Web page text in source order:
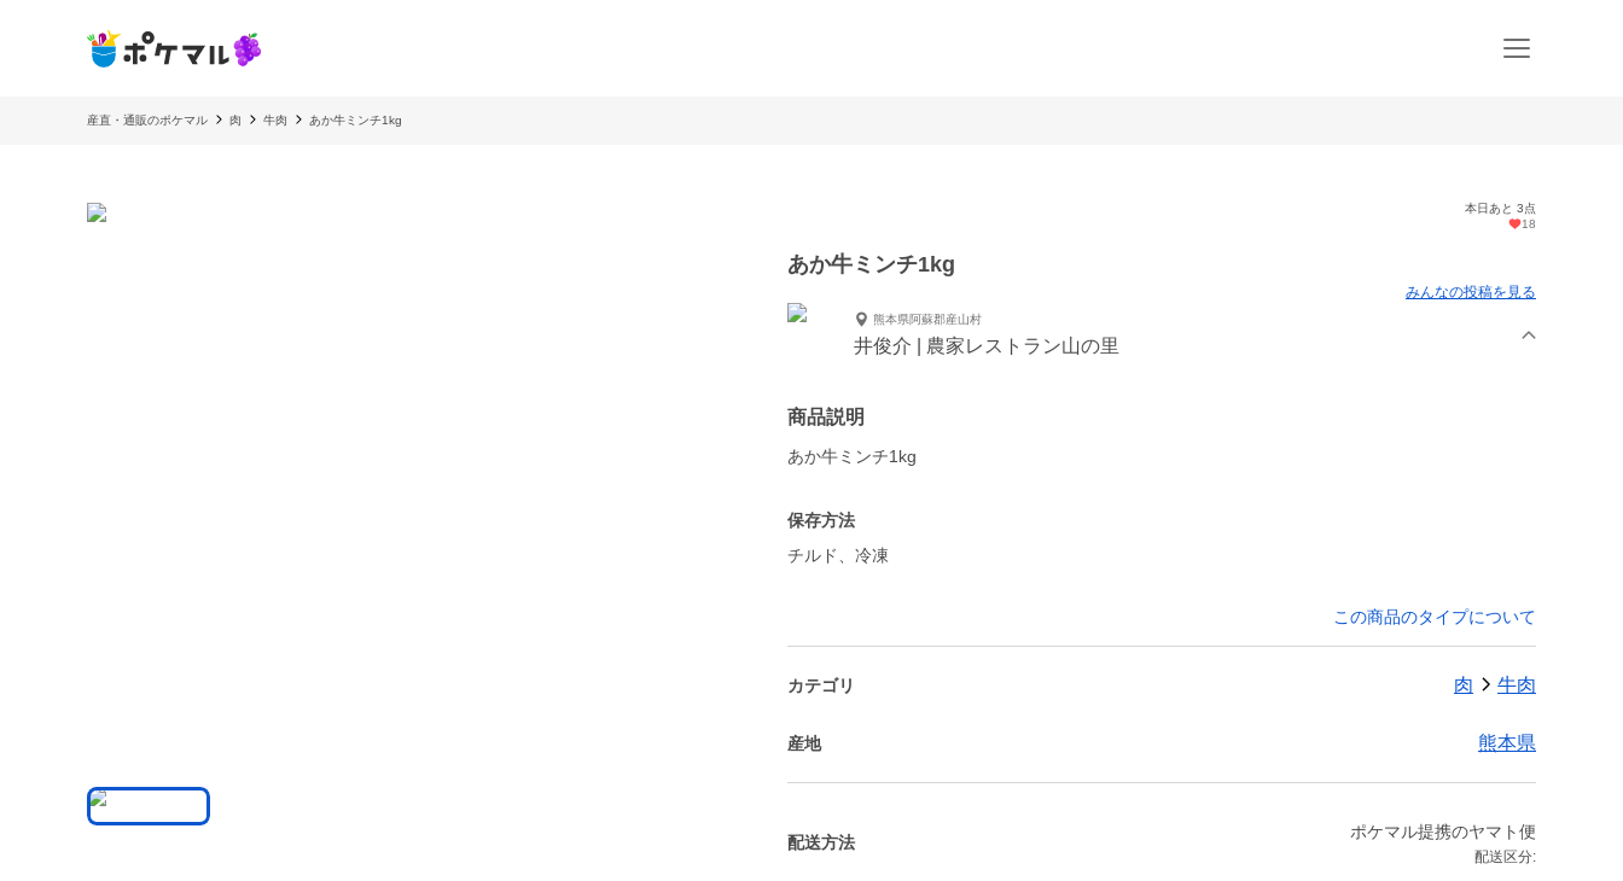
産直・通販のポケマル 肉 牛肉 あか牛ミンチ1kg
本日あと 3点
18
あか牛ミンチ1kg
みんなの投稿を見る
熊本県阿蘇郡産山村
井俊介 | 農家レストラン山の里
商品説明
あか牛ミンチ1kg
保存方法
チルド、冷凍
この商品のタイプについて
カテゴリ 肉 牛肉
産地 熊本県
配送方法
ポケマル提携のヤマト便
配送区分: